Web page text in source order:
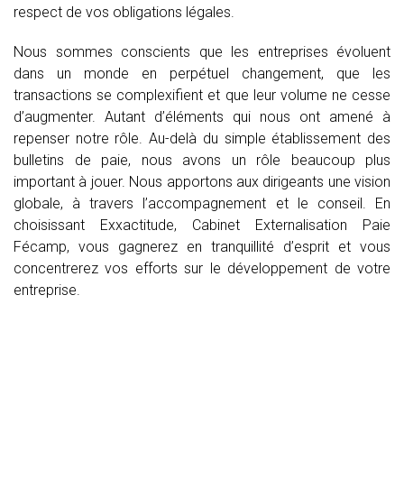
respect de vos obligations légales.
Nous sommes conscients que les entreprises évoluent
dans un monde en perpétuel changement, que les
transactions se complexifient et que leur volume ne cesse
d’augmenter. Autant d’éléments qui nous ont amené à
repenser notre rôle. Au-delà du simple établissement des
bulletins de paie, nous avons un rôle beaucoup plus
important à jouer. Nous apportons aux dirigeants une vision
globale, à travers l’accompagnement et le conseil. En
choisissant Exxactitude, Cabinet Externalisation Paie
Fécamp, vous gagnerez en tranquillité d’esprit et vous
concentrerez vos efforts sur le développement de votre
entreprise.